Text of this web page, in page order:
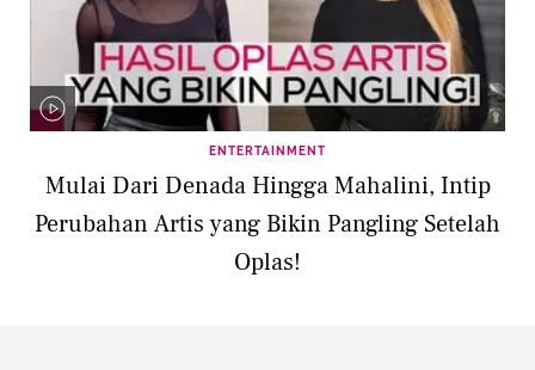
ENTERTAINMENT
Mulai Dari Denada Hingga Mahalini, Intip
Perubahan Artis yang Bikin Pangling Setelah
Oplas!